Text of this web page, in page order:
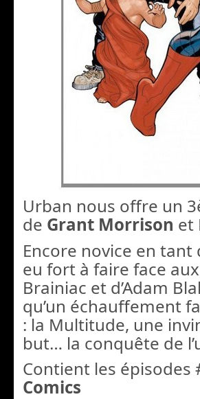
Urban nous offre un
de Grant Morrison et
Encore novice en tant
eu fort à faire face
Brainiac et d’Adam
qu’un échauffement
: la Multitude, une
but… la conquête de
Contient les
Comics